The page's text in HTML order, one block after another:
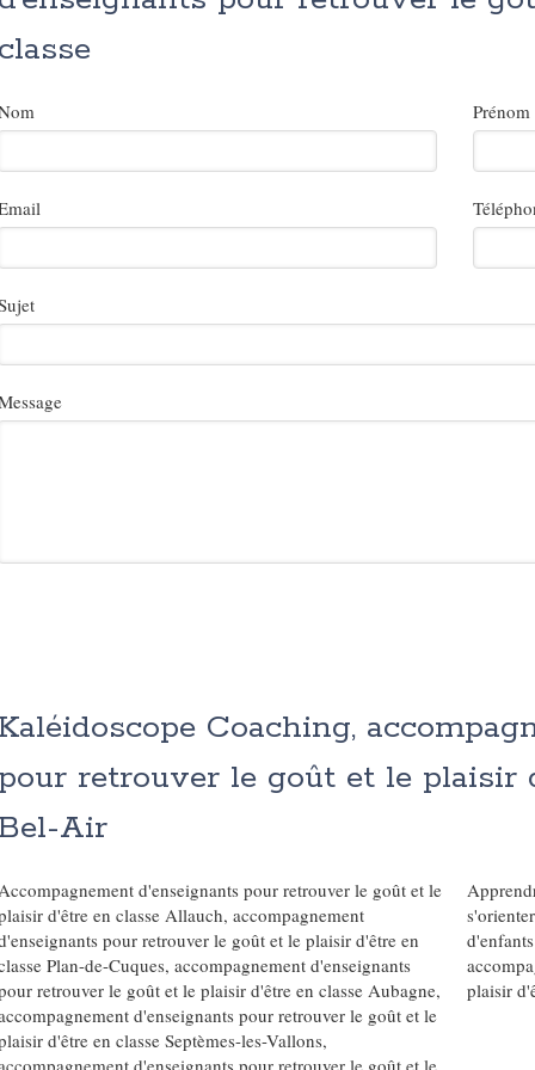
Prénom
Coaching,
retrouver le goût et le plaisir
Air
d'enseignants pour retrouver le goût et le
d'être en classe Allauch, accompagnement
pour retrouver le goût et le plaisir d'être en
Plan-de-Cuques, accompagnement d'enseignants
retrouver le goût et le plaisir d'être en classe Aubagne,
d'enseignants pour retrouver le goût et le
d'être en classe Septèmes-les-Vallons,
d'enseignants pour retrouver le goût et le
plaisir